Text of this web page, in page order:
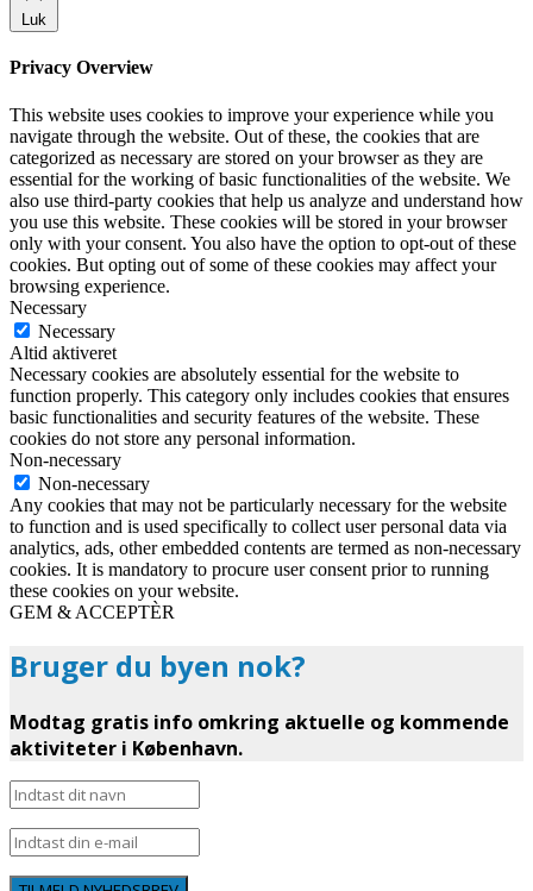
Luk
Privacy Overview
This website uses cookies to improve your experience while you
navigate through the website. Out of these, the cookies that are
categorized as necessary are stored on your browser as they are
essential for the working of basic functionalities of the website. We
also use third-party cookies that help us analyze and understand how
you use this website. These cookies will be stored in your browser
only with your consent. You also have the option to opt-out of these
cookies. But opting out of some of these cookies may affect your
browsing experience.
Necessary
Necessary
Altid aktiveret
Necessary cookies are absolutely essential for the website to
function properly. This category only includes cookies that ensures
basic functionalities and security features of the website. These
cookies do not store any personal information.
Non-necessary
Non-necessary
Any cookies that may not be particularly necessary for the website
to function and is used specifically to collect user personal data via
analytics, ads, other embedded contents are termed as non-necessary
cookies. It is mandatory to procure user consent prior to running
these cookies on your website.
GEM & ACCEPTÈR
Bruger du byen nok?
Modtag gratis info omkring aktuelle og kommende
aktiviteter i København.